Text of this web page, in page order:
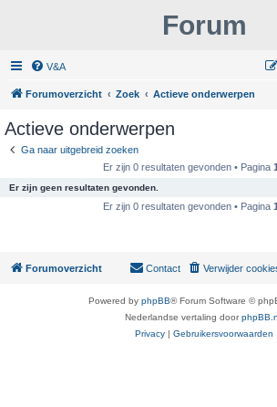
Forum
V&A
Forumoverzicht Zoek Actieve onderwerpen
Actieve onderwerpen
Ga naar uitgebreid zoeken
Er zijn 0 resultaten gevonden • Pagina 1
Er zijn geen resultaten gevonden.
Er zijn 0 resultaten gevonden • Pagina 1
Forumoverzicht Verwijder
Contact
Powered by phpBB® Forum Software ©
Nederlandse vertaling door
Privacy | Gebruikersvoorwaarden